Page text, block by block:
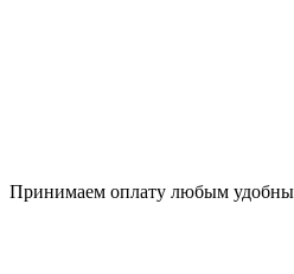
Принимаем оплату любым